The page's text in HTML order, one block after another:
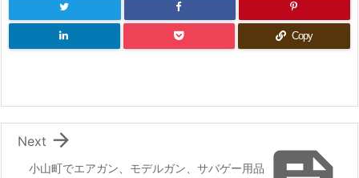
Copy
小山町でエアガン、モデルガン、サバゲー用品

Next